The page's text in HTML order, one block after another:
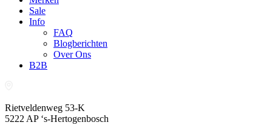
Sale
Info
FAQ
Blogberichten
Over Ons
B2B
Rietveldenweg 53-K
5222 AP ‘s-Hertogenbosch